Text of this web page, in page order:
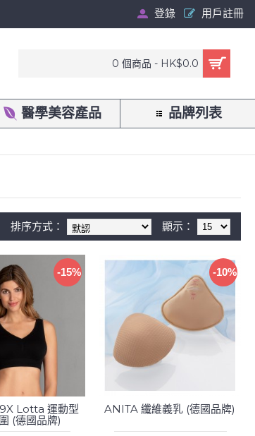
登錄 用戶註冊
0 個商品 - HK$0.0
醫學美容產品 品牌列表
顯示：
排序方式：
-15%
Lotta 運動型
(德國品牌)
-10%
ANITA 纖維義乳 (德國品牌)